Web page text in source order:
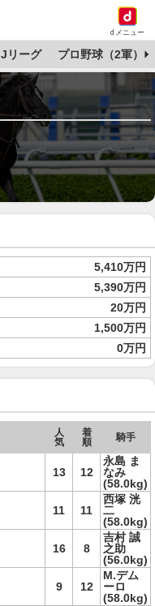
dメニュー
Jリーグ プロ野球（2軍）
5,410万円
5,390万円
20万円
1,500万円
0万円
人
気
着
順
騎手
13 12
永島 ま
なみ
(58.0kg)
11 11
西塚 洸
二
(58.0kg)
16 8
吉村 誠
之助
(56.0kg)
9 12
M.デム
ーロ
(58.0kg)